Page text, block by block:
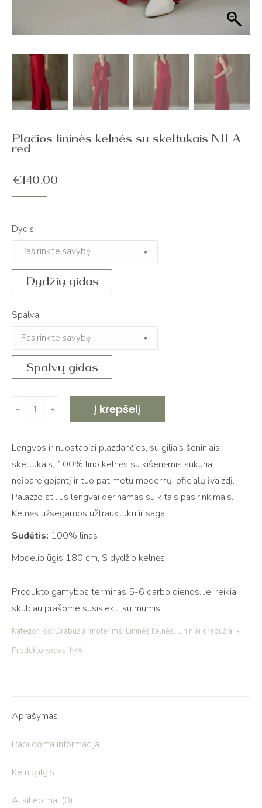
Plačios lininės kelnės su skeltukais NILA
red
€140.00
Dydis
Dydžių gidas
Spalva
Spalvų gidas
produkto
kiekis:
lininės
kelnės
su
skeltukais
NILA
red
﹣ ﹢ Į krepšelį
Lengvos ir nuostabiai plazdančios, su giliais šoniniais
skeltukais, 100% lino kelnės su kišenėmis sukuria
neįpareigojantį ir tuo pat metu modernų, oficialų įvaizdį.
Palazzo stilius lengvai derinamas su kitais pasirinkimais.
Kelnės užsegamos užtrauktuku ir saga.
Sudėtis: 100% linas
Modelio ūgis 180 cm, S dydžio kelnės
Produkto gamybos terminas 5-6 darbo dienos. Jei reikia
skubiau prašome susisiekti su mumis.
Kategorijos: Drabužiai moterims, Lininės kelnės, Lininiai drabužiai
Produkto kodas: N/A
Aprašymas
Papildoma informacija
Kelnių ilgis
Atsiliepimai (0)